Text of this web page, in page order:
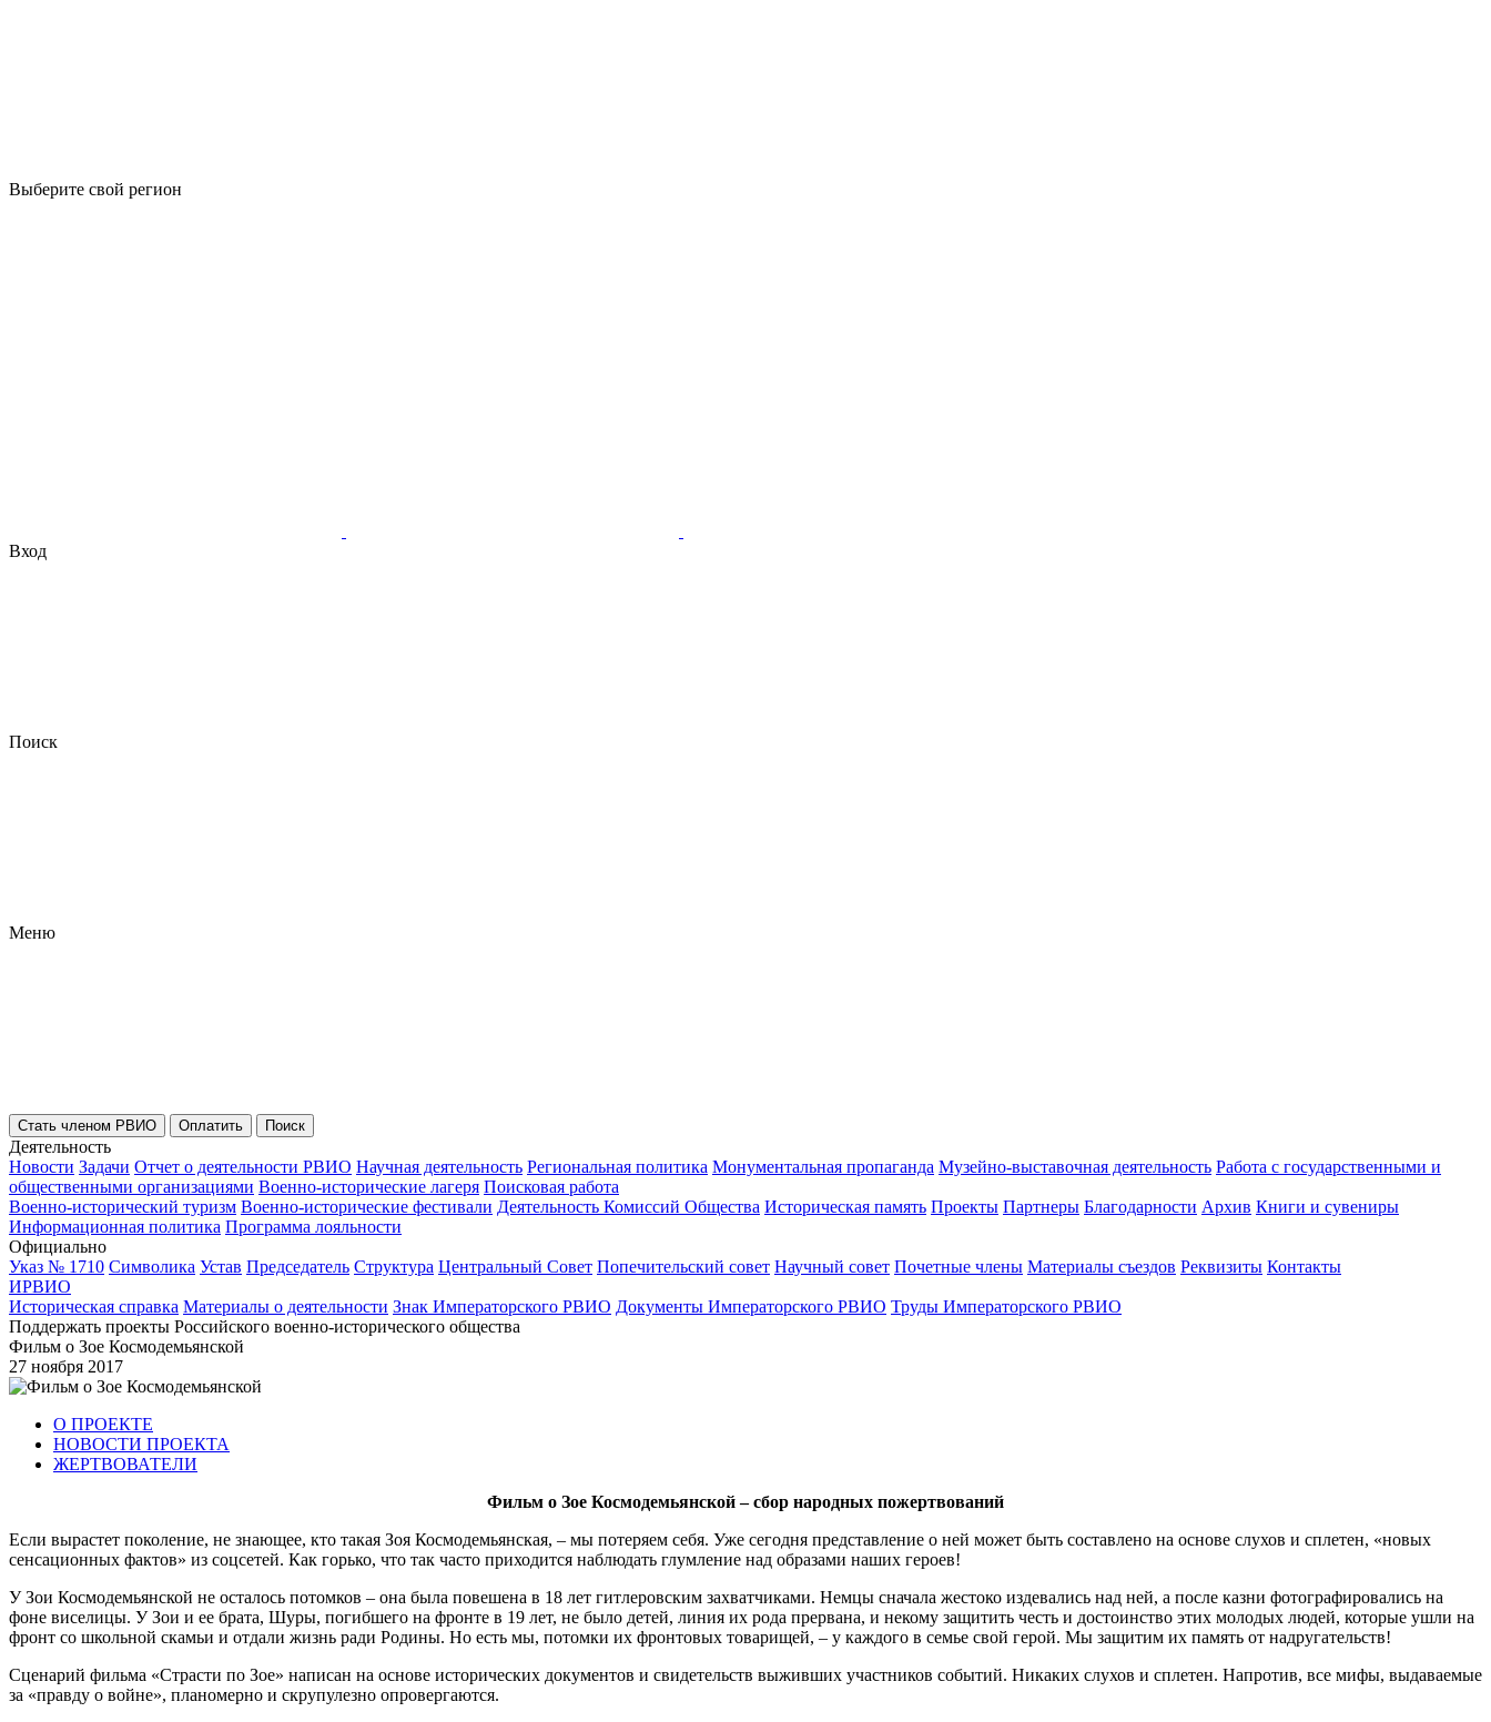
Выберите свой регион
Вход
Поиск
Меню
Стать членом РВИО Оплатить Поиск
Деятельность
Новости Задачи Отчет о деятельности РВИО Научная деятельность Региональная политика Монументальная пропаганда Музейно-выставочная деятельность Работа с государственными и
общественными организациями Военно-исторические лагеря Поисковая работа
Военно-исторический туризм Военно-исторические фестивали Деятельность Комиссий Общества Историческая память Проекты Партнеры Благодарности Архив Книги и сувениры
Информационная политика Программа лояльности
Официально
Указ № 1710 Символика Устав Председатель Структура Центральный Совет Попечительский совет Научный совет Почетные члены Материалы съездов Реквизиты Контакты
ИРВИО
Историческая справка Материалы о деятельности Знак Императорского РВИО Документы Императорского РВИО Труды Императорского РВИО
Поддержать проекты Российского военно-исторического общества
Фильм о Зое Космодемьянской
27 ноября 2017
О ПРОЕКТЕ
НОВОСТИ ПРОЕКТА
ЖЕРТВОВАТЕЛИ
Фильм о Зое Космодемьянской – сбор народных пожертвований
Если вырастет поколение, не знающее, кто такая Зоя Космодемьянская, – мы потеряем себя. Уже сегодня представление о ней может быть составлено на основе слухов и сплетен, «новых
сенсационных фактов» из соцсетей. Как горько, что так часто приходится наблюдать глумление над образами наших героев!
У Зои Космодемьянской не осталось потомков – она была повешена в 18 лет гитлеровским захватчиками. Немцы сначала жестоко издевались над ней, а после казни фотографировались на
фоне виселицы. У Зои и ее брата, Шуры, погибшего на фронте в 19 лет, не было детей, линия их рода прервана, и некому защитить честь и достоинство этих молодых людей, которые ушли на
фронт со школьной скамьи и отдали жизнь ради Родины. Но есть мы, потомки их фронтовых товарищей, – у каждого в семье свой герой. Мы защитим их память от надругательств!
Сценарий фильма «Страсти по Зое» написан на основе исторических документов и свидетельств выживших участников событий. Никаких слухов и сплетен. Напротив, все мифы, выдаваемые
за «правду о войне», планомерно и скрупулезно опровергаются.